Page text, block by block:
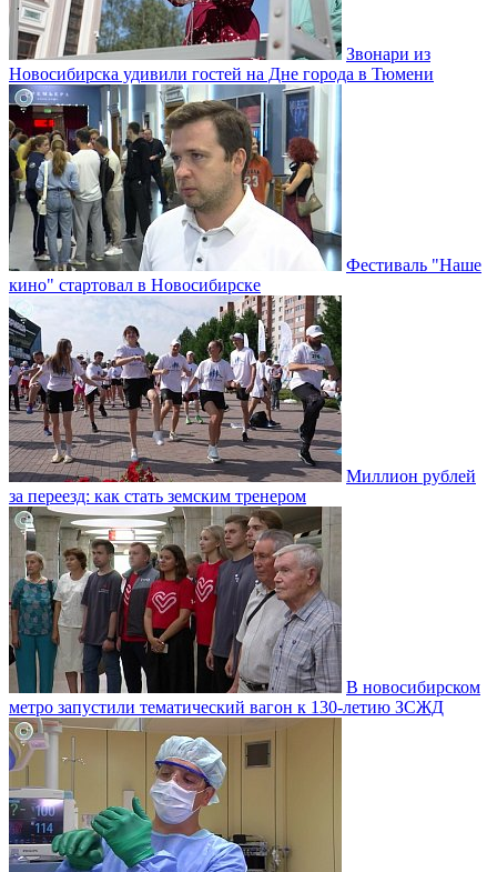
Звонари из
Новосибирска удивили гостей на Дне города в Тюмени
Фестиваль "Наше
кино" стартовал в Новосибирске
Миллион рублей
за переезд: как стать земским тренером
В новосибирском
метро запустили тематический вагон к 130-летию ЗСЖД